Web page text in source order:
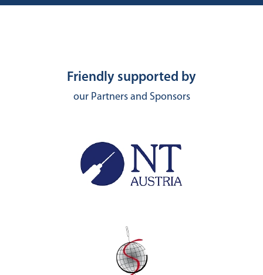
Friendly supported by
our Partners and Sponsors